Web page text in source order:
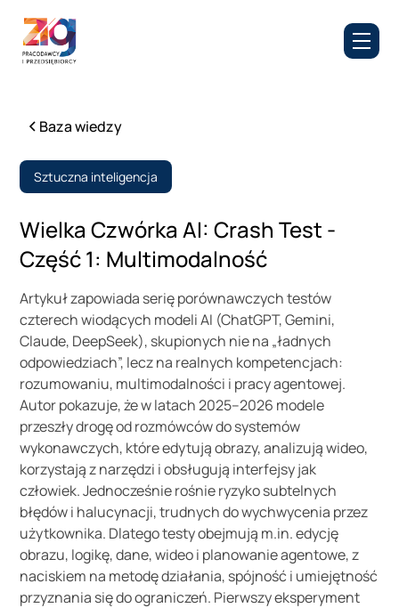
Baza wiedzy
Sztuczna inteligencja
Wielka Czwórka AI: Crash Test -
Część 1: Multimodalność
Artykuł zapowiada serię porównawczych testów
czterech wiodących modeli AI (ChatGPT, Gemini,
Claude, DeepSeek), skupionych nie na „ładnych
odpowiedziach”, lecz na realnych kompetencjach:
rozumowaniu, multimodalności i pracy agentowej.
Autor pokazuje, że w latach 2025–2026 modele
przeszły drogę od rozmówców do systemów
wykonawczych, które edytują obrazy, analizują wideo,
korzystają z narzędzi i obsługują interfejsy jak
człowiek. Jednocześnie rośnie ryzyko subtelnych
błędów i halucynacji, trudnych do wychwycenia przez
użytkownika. Dlatego testy obejmują m.in. edycję
obrazu, logikę, dane, wideo i planowanie agentowe, z
naciskiem na metodę działania, spójność i umiejętność
przyznania się do ograniczeń. Pierwszy eksperyment